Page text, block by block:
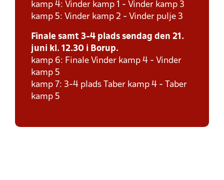
kamp 4: Vinder kamp 1 - Vinder kamp 3
kamp 5: Vinder kamp 2 - Vinder pulje 3
Finale samt 3-4 plads søndag den 21.
juni kl. 12.30 i Borup.
kamp 6: Finale Vinder kamp 4 - Vinder
kamp 5
kamp 7: 3-4 plads Taber kamp 4 - Taber
kamp 5